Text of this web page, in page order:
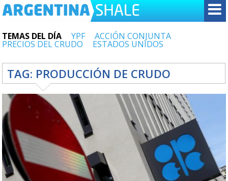
TEMAS DEL DÍA YPF ACCIÓN CONJUNTA
PRECIOS DEL CRUDO ESTADOS UNIDOS
TAG: PRODUCCIÓN DE CRUDO